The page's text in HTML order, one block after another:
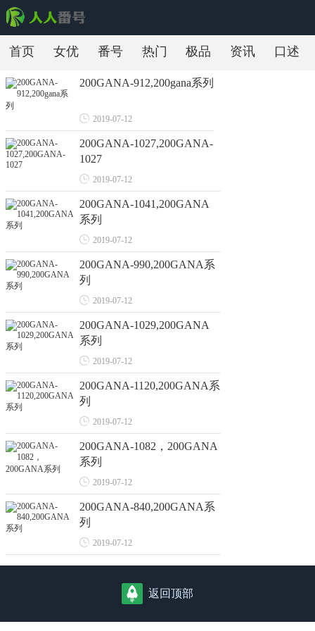
首页 女优 番号 热门 极品 资讯 口述
200GANA-912,200gana系列
2019-07-12
200GANA-1027,200GANA-
1027
2019-07-12
200GANA-1041,200GANA
系列
2019-07-12
200GANA-990,200GANA系
列
2019-07-12
200GANA-1029,200GANA
系列
2019-07-12
200GANA-1120,200GANA系
列
2019-07-12
200GANA-1082，200GANA
系列
2019-07-12
200GANA-840,200GANA系
列
2019-07-12
返回顶部